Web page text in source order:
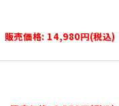
販売価格: 14,980円(税込)